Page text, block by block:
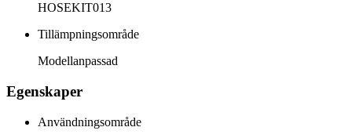
HOSEKIT013
Tillämpningsområde
Modellanpassad
Egenskaper
Användningsområde